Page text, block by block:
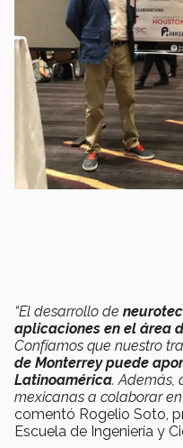
“El desarrollo de
aplicaciones en el área
Confíamos que nuestro
de Monterrey puede
Latinoamérica. Además,
mexicanas a colaborar
comentó Rogelio Soto,
Escuela de Ingeniería y